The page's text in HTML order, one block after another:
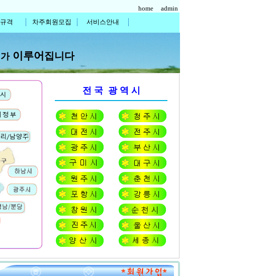
home
admin
격 차주회원모집 서비스안내
전 국 광 역 시
가 이루어 집니다